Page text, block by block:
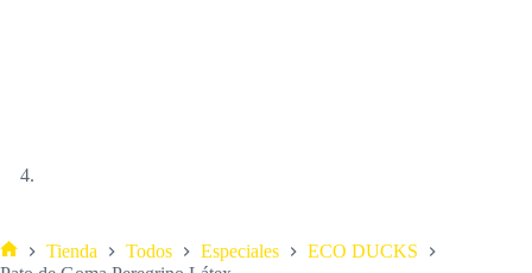
Tienda Todos Especiales
ECO DUCKS